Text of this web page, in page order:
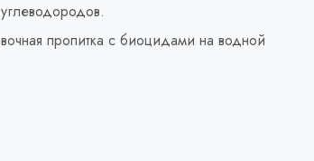
пропитка с биоцидами на водной